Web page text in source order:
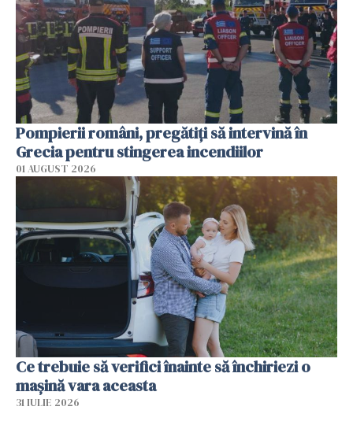
Pompierii români, pregătiţi să intervină în
Grecia pentru stingerea incendiilor
01 AUGUST 2026
Ce trebuie să verifici înainte să închiriezi o
mașină vara aceasta
31 IULIE 2026